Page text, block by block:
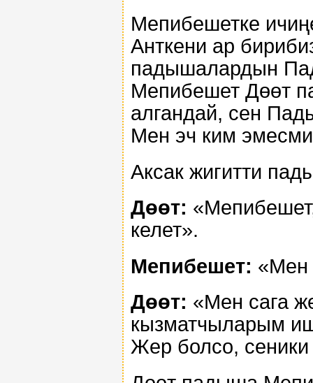
Мепибешетке
Анткени ар
падышалардын
Мепибешет Дөөт
алгандай, сен
Мен эч ким
Аксак жигитти
Дөөт:
келет».
Мепибешет: «Мен
Дөөт: «Мен сага
кызматчыларым
Жер болсо, сеники